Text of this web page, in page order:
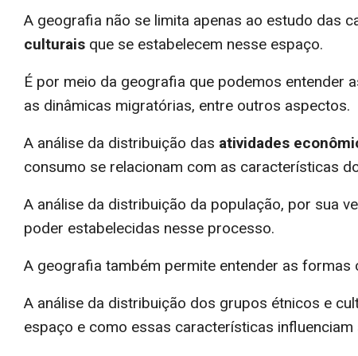
A geografia não se limita apenas ao estudo das
culturais que se estabelecem nesse espaço.
É por meio da geografia que podemos entender
as dinâmicas migratórias, entre outros aspectos.
A análise da distribuição das atividades
consumo se relacionam com as características
A análise da distribuição da população, por sua
poder estabelecidas nesse processo.
A geografia também permite entender as
A análise da distribuição dos grupos étnicos e
espaço e como essas características